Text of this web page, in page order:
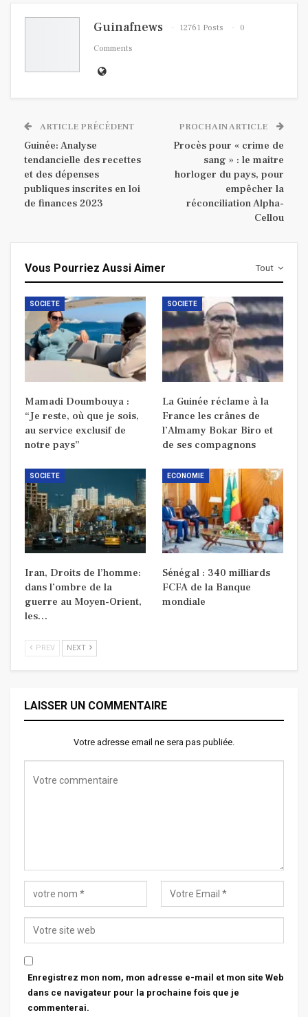
Guinafnews 12761 Posts
0
Comments
ARTICLE PRÉCÉDENT
Guinée: Analyse
tendancielle des recettes
et des dépenses
publiques inscrites en loi
de finances 2023
PROCHAIN ARTICLE
Procès pour « crime de
sang » : le maitre
horloger du pays, pour
empêcher la
réconciliation Alpha-
Cellou
Tout
Vous Pourriez Aussi Aimer
SOCIETE
Mamadi Doumbouya :
“Je reste, où que je sois,
au service exclusif de
notre pays”
SOCIETE
La Guinée réclame à la
France les crânes de
l’Almamy Bokar Biro et
de ses compagnons
SOCIETE
Iran, Droits de l’homme:
dans l’ombre de la
guerre au Moyen-Orient,
les…
ECONOMIE
Sénégal : 340 milliards
FCFA de la Banque
mondiale
PREV NEXT
LAISSER UN COMMENTAIRE
Votre adresse email ne sera pas publiée.
Enregistrez mon nom, mon adresse e-mail et mon site Web
dans ce navigateur pour la prochaine fois que je
commenterai.